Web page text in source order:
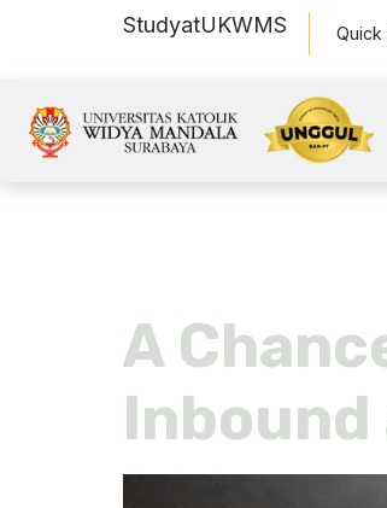
StudyatUKWMS Quick
A
Inbound